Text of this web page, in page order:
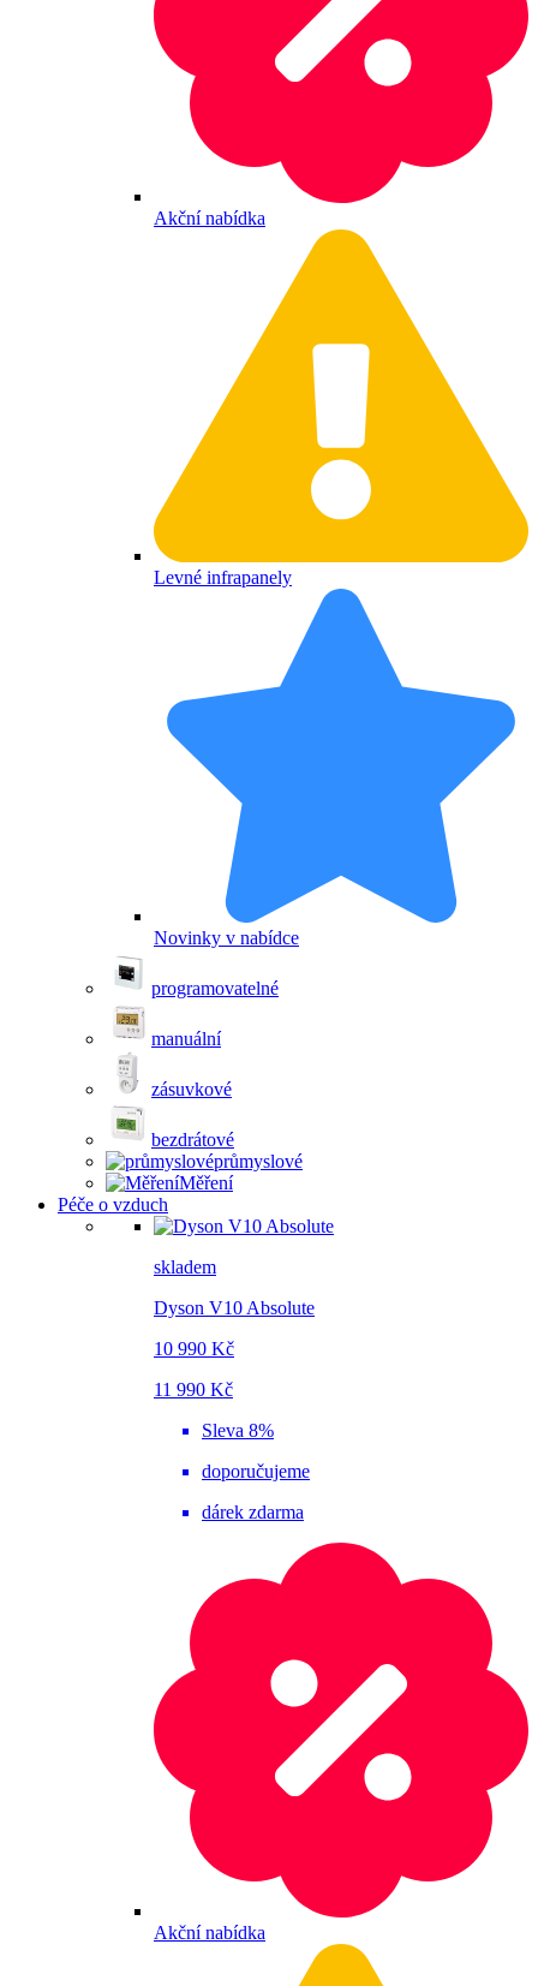
Akční nabídka
Levné infrapanely
Novinky v nabídce
programovatelné
manuální
zásuvkové
bezdrátové
průmyslové
Měření
Péče o vzduch
skladem
Dyson V10 Absolute
10 990 Kč
11 990 Kč
Sleva 8%
doporučujeme
dárek zdarma
Akční nabídka